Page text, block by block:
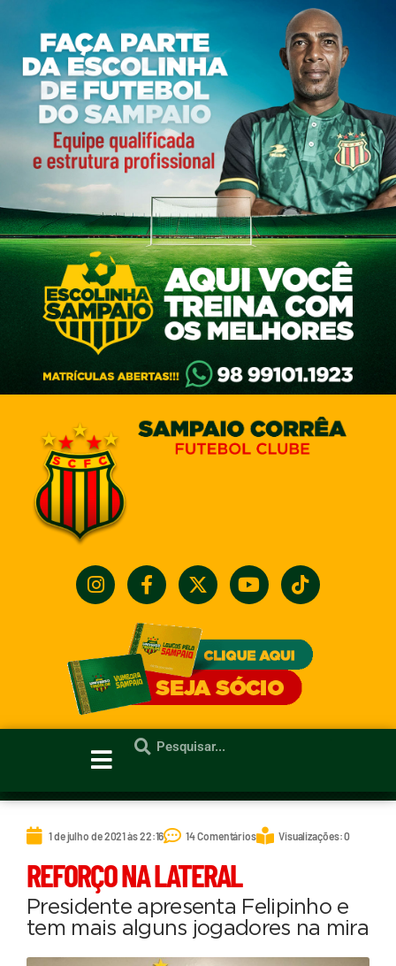
1 de julho de 2021 às 22:16 14 Comentários Visualizações: 0
REFORÇO NA LATERAL
Presidente apresenta Felipinho e
tem mais alguns jogadores na mira